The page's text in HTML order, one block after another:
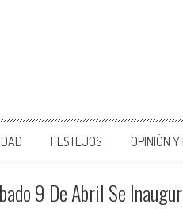
FESTEJOS OPINIÓN
9 De Abril Se